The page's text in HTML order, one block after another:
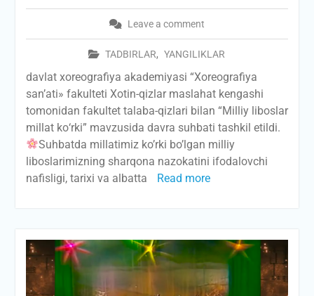
Leave a comment
TADBIRLAR, YANGILIKLAR
davlat xoreografiya akademiyasi “Xoreografiya
san’ati» fakulteti Xotin-qizlar maslahat kengashi
tomonidan fakultet talaba-qizlari bilan “Milliy liboslar
millat kо‘rki” mavzusida davra suhbati tashkil etildi.
Suhbatda millatimiz ko’rki bo’lgan milliy
liboslarimizning sharqona nazokatini ifodalovchi
nafisligi, tarixi va albatta
Read more